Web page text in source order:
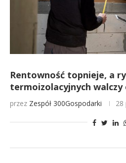
Rentowność topnieje, a
termoizolacyjnych walczy
przez Zespół 300Gospodarki 28